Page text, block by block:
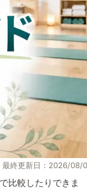
最終更新日：2026/08/
比較したりできま